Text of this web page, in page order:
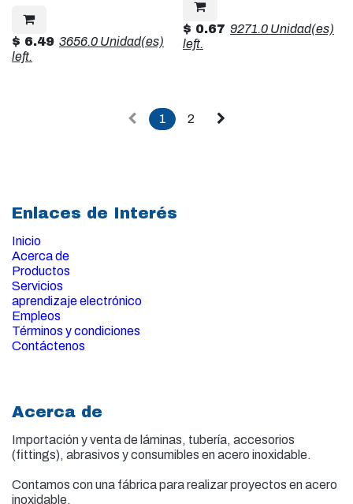
$ 6.49 3656.0 Unidad(es)
left.
$ 0.67 9271.0 Unidad(es)
left.
1 2
Enlaces de Interés
Inicio
Acerca de
Productos
Servicios
aprendizaje electrónico
Empleos
Términos y condiciones
Contáctenos
Acerca de
Importación y venta de láminas, tubería, accesorios
(fittings), abrasivos y consumibles en acero inoxidable.
Contamos con una fábrica para realizar proyectos en acero
inoxidable.